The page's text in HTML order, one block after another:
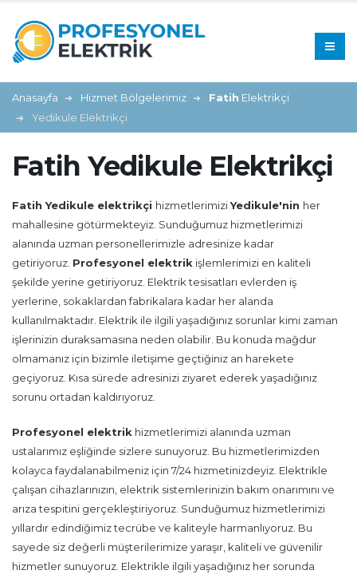
Anasayfa Hizmet Bölgelerimiz Fatih Elektrikçi
Yedikule Elektrikçi
Fatih Yedikule Elektrikçi
Fatih Yedikule elektrikçi hizmetlerimiziYedikule'nin her
mahallesine götürmekteyiz. Sunduğumuz hizmetlerimizi
alanında uzman personellerimizle adresinize kadar
getiriyoruz. Profesyonel elektrik işlemlerimizi en kaliteli
şekilde yerine getiriyoruz. Elektrik tesisatları evlerden iş
yerlerine, sokaklardan fabrikalara kadar her alanda
kullanılmaktadır. Elektrik ile ilgili yaşadığınız sorunlar kimi zaman
işlerinizin duraksamasına neden olabilir. Bu konuda mağdur
olmamanız için bizimle iletişime geçtiğiniz an harekete
geçiyoruz. Kısa sürede adresinizi ziyaret ederek yaşadığınız
sorunu ortadan kaldırıyoruz.
Profesyonel elektrik hizmetlerimizi alanında uzman
ustalarımız eşliğinde sizlere sunuyoruz. Bu hizmetlerimizden
kolayca faydalanabilmeniz için 7/24 hizmetinizdeyiz. Elektrikle
çalışan cihazlarınızın, elektrik sistemlerinizin bakım onarımını ve
arıza tespitini gerçekleştiriyoruz. Sunduğumuz hizmetlerimizi
yıllardır edindiğimiz tecrübe ve kaliteyle harmanlıyoruz. Bu
sayede siz değerli müşterilerimize yaraşır, kaliteli ve güvenilir
hizmetler sunuyoruz. Elektrikle ilgili yaşadığınız her sorunda